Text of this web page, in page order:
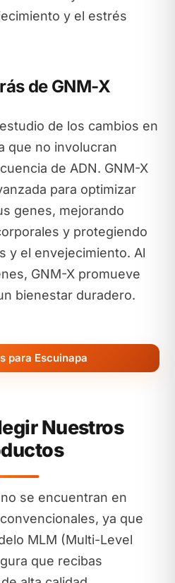
y el estrés
de GNM-X
de los cambios en
que no involucran
de ADN. GNM-X
para optimizar
genes, mejorando
y protegiendo
y el envejecimiento. Al
GNM-X promueve
bienestar duradero.
para Escuinapa
Nuestros
se encuentran en
ya que
MLM (Multi-Level
que recibas